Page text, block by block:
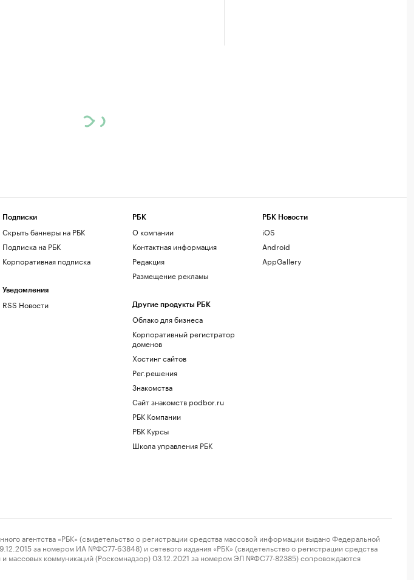
Подписки
Скрыть баннеры на РБК
Подписка на РБК
Корпоративная подписка
Уведомления
RSS Новости
РБК
О компании
Контактная информация
Редакция
Размещение рекламы
Другие продукты РБК
Облако для бизнеса
Корпоративный регистратор
доменов
Хостинг сайтов
Рег.решения
Знакомства
Сайт знакомств podbor.ru
РБК Компании
РБК Курсы
Школа управления РБК
РБК Новости
iOS
Android
AppGallery
«РБК» (свидетельство о регистрации средства массовой информации выдано Федеральной
за номером ИА №ФС77-63848) и сетевого издания «РБК» (свидетельство о регистрации средства
массовых коммуникаций (Роскомнадзор) 03.12.2021 за номером ЭЛ №ФС77-82385) сопровождаются